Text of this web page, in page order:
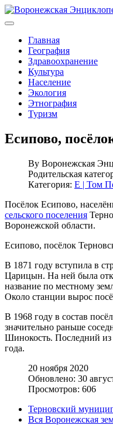
Главная
География
Здравоохранение
Культура
Население
Экология
Этнография
Туризм
Есипово,
By Воронежская
Родительская
Категория: Е | Том
Посёлок Есипово,
сельского поселения
Воронежской области.
Есипово, посёлок
В 1871 году вступила в
Царицын. На ней была
название по местному
Около станции вырос
В 1968 году в состав
значительно раньше
Шинокость. Последний из
года.
20 ноября 2020
Обновлено: 30
Просмотров: 606
Терновский
Вся Воронежская